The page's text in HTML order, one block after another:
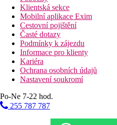
Klientská sekce
Mobilní aplikace Exim
Cestovní pojištění
Časté dotazy
Podmínky k zájezdu
Informace pro klienty
Kariéra
Ochrana osobních údajů
Nastavení soukromí
Po-Ne 7-22 hod.
255 787 787